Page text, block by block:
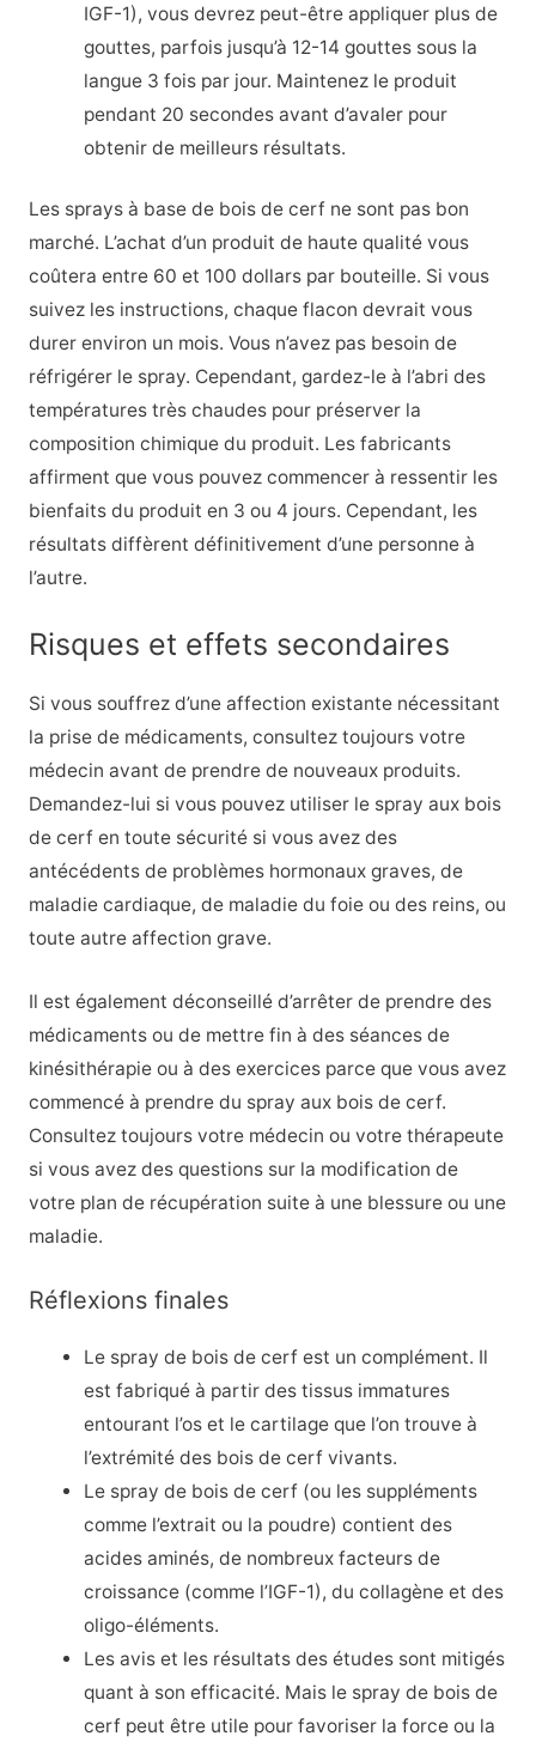
IGF-1), vous devrez peut-être appliquer plus de
gouttes, parfois jusqu’à 12-14 gouttes sous la
langue 3 fois par jour. Maintenez le produit
pendant 20 secondes avant d’avaler pour
obtenir de meilleurs résultats.
Les sprays à base de bois de cerf ne sont pas bon
marché. L’achat d’un produit de haute qualité vous
coûtera entre 60 et 100 dollars par bouteille. Si vous
suivez les instructions, chaque flacon devrait vous
durer environ un mois. Vous n’avez pas besoin de
réfrigérer le spray. Cependant, gardez-le à l’abri des
températures très chaudes pour préserver la
composition chimique du produit. Les fabricants
affirment que vous pouvez commencer à ressentir les
bienfaits du produit en 3 ou 4 jours. Cependant, les
résultats diffèrent définitivement d’une personne à
l’autre.
Risques et effets secondaires
Si vous souffrez d’une affection existante nécessitant
la prise de médicaments, consultez toujours votre
médecin avant de prendre de nouveaux produits.
Demandez-lui si vous pouvez utiliser le spray aux bois
de cerf en toute sécurité si vous avez des
antécédents de problèmes hormonaux graves, de
maladie cardiaque, de maladie du foie ou des reins, ou
toute autre affection grave.
Il est également déconseillé d’arrêter de prendre des
médicaments ou de mettre fin à des séances de
kinésithérapie ou à des exercices parce que vous avez
commencé à prendre du spray aux bois de cerf.
Consultez toujours votre médecin ou votre thérapeute
si vous avez des questions sur la modification de
votre plan de récupération suite à une blessure ou une
maladie.
Réflexions finales
Le spray de bois de cerf est un complément. Il
est fabriqué à partir des tissus immatures
entourant l’os et le cartilage que l’on trouve à
l’extrémité des bois de cerf vivants.
Le spray de bois de cerf (ou les suppléments
comme l’extrait ou la poudre) contient des
acides aminés, de nombreux facteurs de
croissance (comme l’IGF-1), du collagène et des
oligo-éléments.
Les avis et les résultats des études sont mitigés
quant à son efficacité. Mais le spray de bois de
cerf peut être utile pour favoriser la force ou la